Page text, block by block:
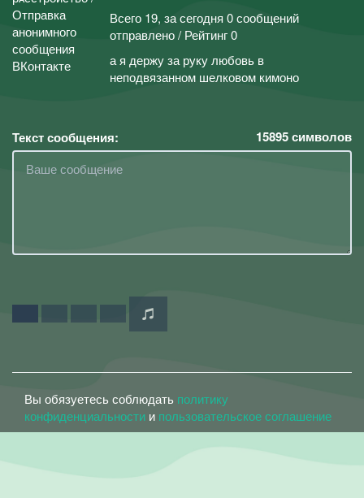
Всего 19, за сегодня 0 сообщений
отправлено / Рейтинг 0
а я держу за руку любовь в
неподвязанном шелковом кимоно
Текст сообщения: 15895символов
Вы обязуетесь соблюдать политику
конфиденциальности и пользовательское соглашение